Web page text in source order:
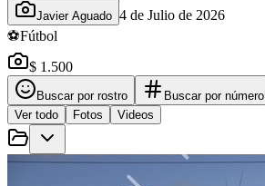
Javier Aguado 4 de Julio de 2026
⚽Fútbol
$ 1.500
Buscar por rostro
Buscar por número
Ver todo
Fotos Videos